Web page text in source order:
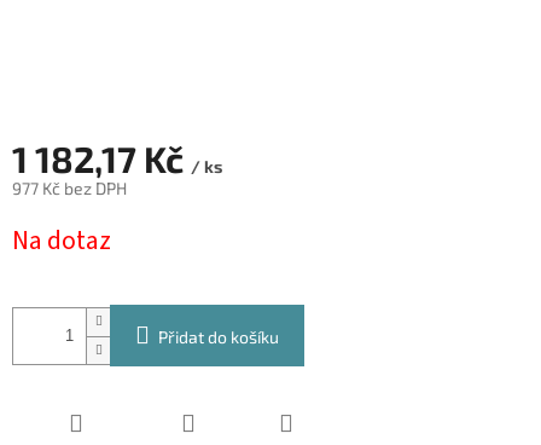
1 182,17 Kč / ks
977 Kč bez DPH
cena:
Na dotaz
Přidat do košíku